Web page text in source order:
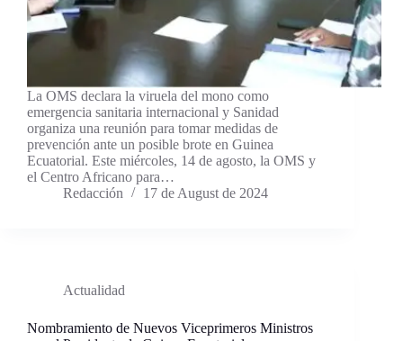
La OMS declara la viruela del mono como
emergencia sanitaria internacional y Sanidad
organiza una reunión para tomar medidas de
prevención ante un posible brote en Guinea
Ecuatorial. Este miércoles, 14 de agosto, la OMS y
el Centro Africano para…
Redacción
17 de August de 2024
Actualidad
Nombramiento de Nuevos Viceprimeros Ministros